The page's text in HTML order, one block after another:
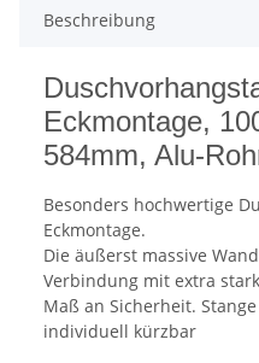
Beschreibung
Eckmontage,
584mm, Alu-
Besonders hochwertige
Eckmontage.
Die äußerst massive
Verbindung mit extra
Maß an Sicherheit.
individuell kürzbar